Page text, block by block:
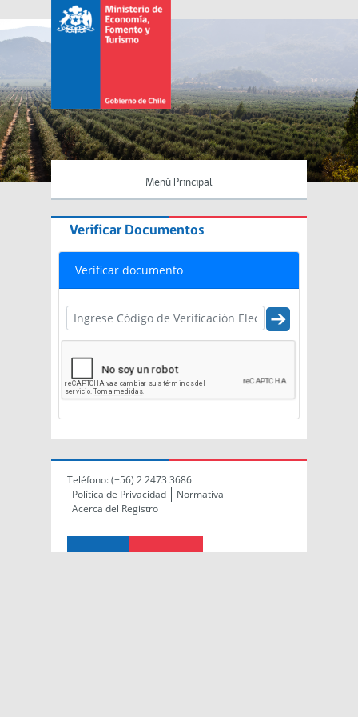
Menú Principal
Verificar Documentos
Verificar documento
Teléfono:(+56) 2 2473 3686
Política de Privacidad
Normativa
Acerca del Registro